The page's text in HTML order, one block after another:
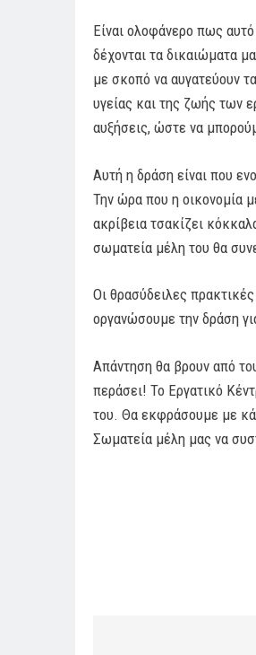
Είναι ολοφάνερο πως
δέχονται τα δικαιώματα
με σκοπό να αυγατεύουν
υγείας και της ζωής των
αυξήσεις, ώστε να
Αυτή η δράση είναι που
Την ώρα που η οικονομία
ακρίβεια τσακίζει
σωματεία μέλη του θα
Οι θρασύδειλες
οργανώσουμε την δράση
Απάντηση θα βρουν από
περάσει! Το Εργατικό
του. Θα εκφράσουμε με
Σωματεία μέλη μας να